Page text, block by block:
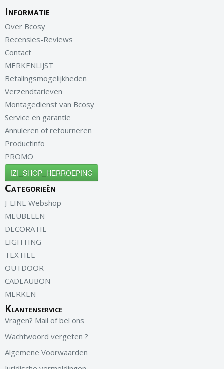
Informatie
Over Bcosy
Recensies-Reviews
Contact
MERKENLIJST
Betalingsmogelijkheden
Verzendtarieven
Montagedienst van Bcosy
Service en garantie
Annuleren of retourneren
Productinfo
PROMO
IZI_SHOP_HERROEPING
Categorieën
J-LINE Webshop
MEUBELEN
DECORATIE
LIGHTING
TEXTIEL
OUTDOOR
CADEAUBON
MERKEN
Klantenservice
Vragen? Mail of bel ons
Wachtwoord vergeten ?
Algemene Voorwaarden